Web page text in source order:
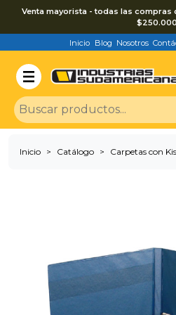
Venta mayorista - todas las compras
$250.000
Inicio Blog Nosotros
Inicio Catálogo Carpetas con